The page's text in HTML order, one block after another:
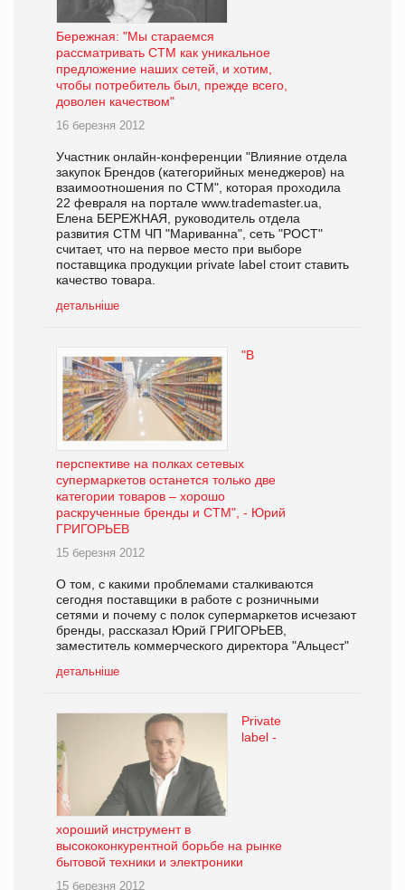
Бережная: "Мы стараемся
рассматривать СТМ как уникальное
предложение наших сетей, и хотим,
чтобы потребитель был, прежде всего,
доволен качеством"
16 березня 2012
Участник онлайн-конференции "Влияние отдела
закупок Брендов (категорийных менеджеров) на
взаимоотношения по СТМ", которая проходила
22 февраля на портале www.trademaster.ua,
Елена БЕРЕЖНАЯ, руководитель отдела
развития СТМ ЧП "Мариванна", сеть "РОСТ"
считает, что на первое место при выборе
поставщика продукции private label стоит ставить
качество товара.
детальніше
"В
перспективе на полках сетевых
супермаркетов останется только две
категории товаров – хорошо
раскрученные бренды и СТМ", - Юрий
ГРИГОРЬЕВ
15 березня 2012
О том, с какими проблемами сталкиваются
сегодня поставщики в работе с розничными
сетями и почему с полок супермаркетов исчезают
бренды, рассказал Юрий ГРИГОРЬЕВ,
заместитель коммерческого директора "Альцест"
детальніше
Private
label -
хороший инструмент в
высококонкурентной борьбе на рынке
бытовой техники и электроники
15 березня 2012